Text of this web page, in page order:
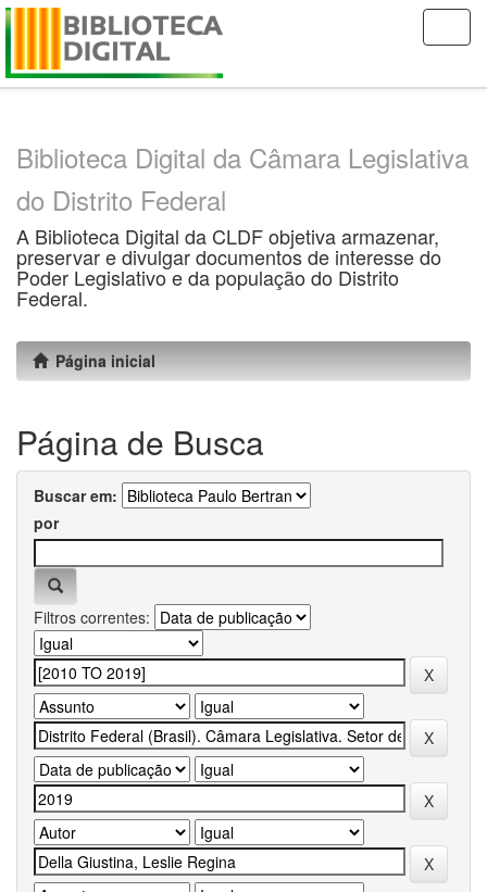
Skip
Biblioteca Digital da Câmara Legislativa
do Distrito Federal
A Biblioteca Digital da CLDF objetiva armazenar,
preservar e divulgar documentos de interesse do
Poder Legislativo e da população do Distrito
Federal.
Página inicial
Página de Busca
Buscar em:
por
Filtros correntes: